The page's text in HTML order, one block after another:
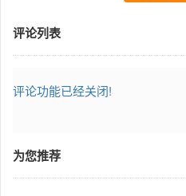
评论列表
评论功能已经关闭!
为您推荐